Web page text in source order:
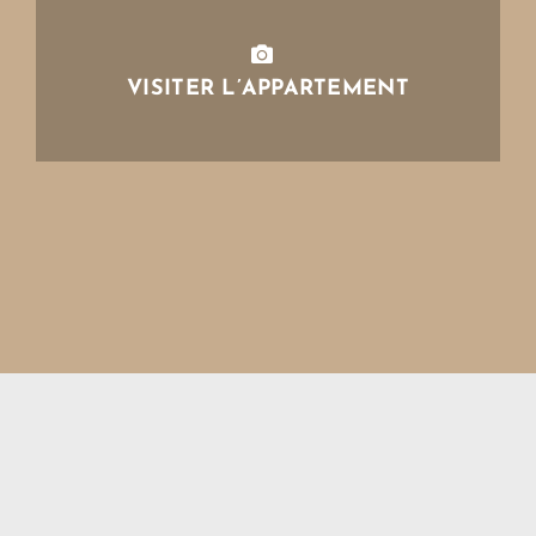
VISITER L’APPARTEMENT